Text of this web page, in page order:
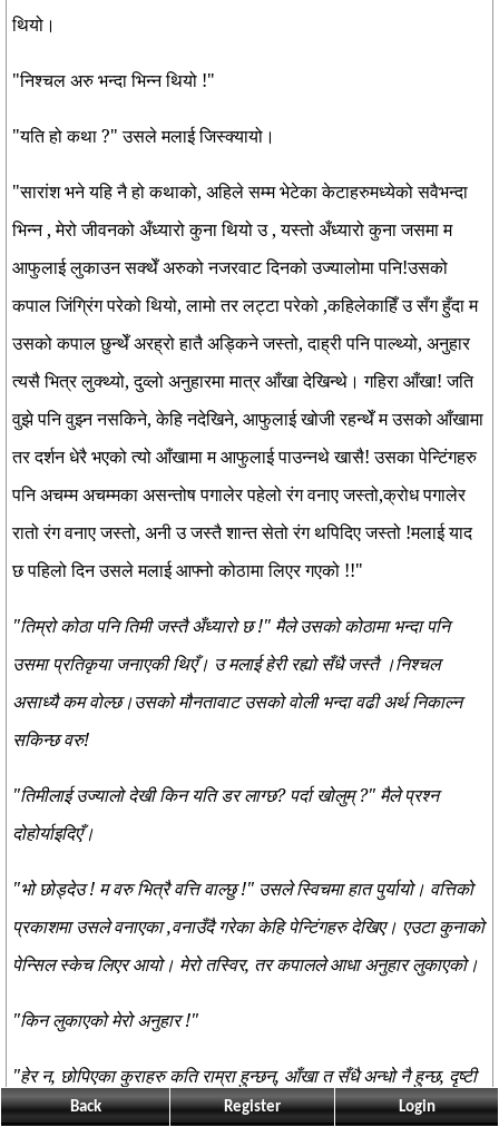
थियो।
"निश्चल अरु भन्दा भिन्न थियो !"
"यति हो कथा ?" उसले मलाई जिस्क्यायो।
"सारांश भने यहि नै हो कथाको, अहिले सम्म भेटेका केटाहरुमध्येको सवैभन्दा
भिन्न , मेरो जीवनको अँध्यारो कुना थियो उ , यस्तो अँध्यारो कुना जसमा म
आफुलाई लुकाउन सक्थेँ अरुको नजरवाट दिनको उज्यालोमा पनि!उसको
कपाल जिंग्रिंग परेको थियो, लामो तर लट्टा परेको ,कहिलेकाहिँ उ सँग हुँदा म
उसको कपाल छुन्थेँ अरह्रो हातै अड्किने जस्तो, दाह्री पनि पाल्थ्यो, अनुहार
त्यसै भित्र लुक्थ्यो, दुव्लो अनुहारमा मात्र आँखा देखिन्थे। गहिरा आँखा! जति
वुझे पनि वुझ्न नसकिने, केहि नदेखिने, आफुलाई खोजी रहन्थेँ म उसको आँखामा
तर दर्शन धेरै भएको त्यो आँखामा म आफुलाई पाउन्नथे खासै! उसका पेन्टिंगहरु
पनि अचम्म अचम्मका असन्तोष पगालेर पहेलो रंग वनाए जस्तो,क्रोध पगालेर
रातो रंग वनाए जस्तो, अनी उ जस्तै शान्त सेतो रंग थपिदिए जस्तो !मलाई याद
छ पहिलो दिन उसले मलाई आफ्नो कोठामा लिएर गएको !!"
"तिम्रो कोठा पनि तिमी जस्तै अँध्यारो छ !" मैले उसको कोठामा भन्दा पनि
उसमा प्रतिकृया जनाएकी थिएँ। उ मलाई हेरी रह्यो सँधै जस्तै ।निश्चल
असाध्यै कम वोल्छ।उसको मौनतावाट उसको वोली भन्दा वढी अर्थ निकाल्न
सकिन्छ वरु!
"तिमीलाई उज्यालो देखी किन यति डर लाग्छ? पर्दा खोलुम् ?" मैले प्रश्न
दोहोर्याइदिएँ।
"भो छोड्देउ ! म वरु भित्रै वत्ति वाल्छु !" उसले स्विचमा हात पुर्यायो। वत्तिको
प्रकाशमा उसले वनाएका ,वनाउँदै गरेका केहि पेन्टिंगहरु देखिए। एउटा कुनाको
पेन्सिल स्केच लिएर आयो। मेरो तस्विर, तर कपालले आधा अनुहार लुकाएको।
"किन लुकाएको मेरो अनुहार !"
"हेर न, छोपिएका कुराहरु कति राम्रा हुन्छन्, आँखा त सँधै अन्धो नै हुन्छ, दृष्टी
सँधै मनमैँ हुन्छ, मान्छेले वुझ्दैनन् !" उसले चुरोट सल्कायो अनि धुवाँ फुक्यो। म
Back Register Login